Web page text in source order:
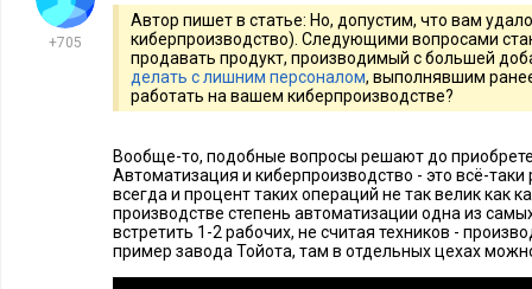
Примеры элементов киберпроизводств читатель может
интернете, на видеоканалахViasat, NGи подобных
сюжетах, как правило, полностью автоматизированными/
показывают наиболее опасные и координационно
присутствуют эпизоды, где что-то делают люди (в
координационно-несложный монтаж). При этом голос за
делают это потому, что пока данные операции невозможно
честных сюжетах этот момент показывают, но не
+705
Автор пишет в статье: Но, допустим, что вам
киберпроизводство). Следующими вопросами
продавать продукт, производимый с большей
делать с лишним персоналом, выполнявшим
работать на вашем киберпроизводстве?
Вообще-то, подобные вопросы решают до
Автоматизация и киберпроизводство - это всё-
всегда и процент таких операций не так велик как
производстве степень автоматизации одна из
встретить 1-2 рабочих, не считая техников -
пример завода Тойота, там в отдельных цехах